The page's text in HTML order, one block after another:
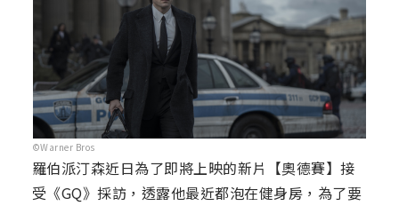
©Warner Bros
羅伯派汀森近日為了即將上映的新片【奧德賽】接
受《GQ》採訪，透露他最近都泡在健身房，為了要